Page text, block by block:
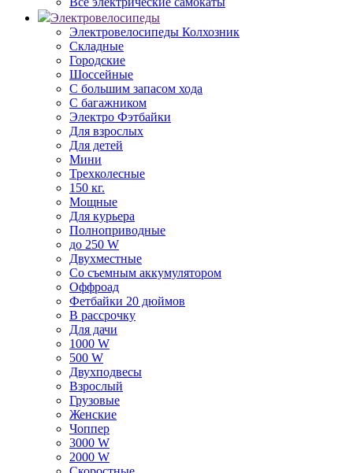
Электровелосипеды
Электровелосипеды Колхозник
Складные
Городские
Шоссейные
С большим запасом хода
С багажником
Электро Фэтбайки
Для взрослых
Для детей
Мини
Трехколесные
150 кг.
Мощные
Для курьера
Полноприводные
до 250 W
Двухместные
Со съемным аккумулятором
Оффроад
Фетбайки 20 дюймов
В рассрочку
Для дачи
1000 W
500 W
Двухподвесы
Взрослый
Грузовые
Женские
Чоппер
3000 W
2000 W